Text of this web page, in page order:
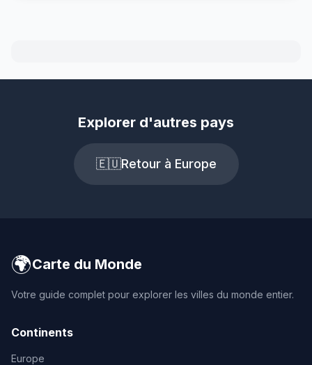
Explorer d'autres pays
🇪🇺Retour à Europe
🌍Carte du Monde
Votre guide complet pour explorer les villes du monde entier.
Continents
Europe